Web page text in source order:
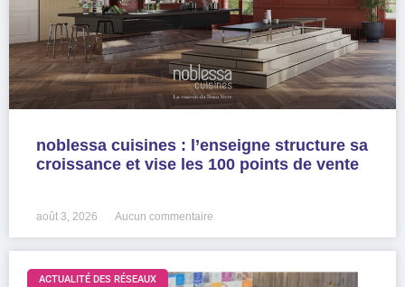
noblessa cuisines : l’enseigne structure sa
croissance et vise les 100 points de vente
août 3, 2026 Aucun commentaire
ACTUALITÉ DES RÉSEAUX